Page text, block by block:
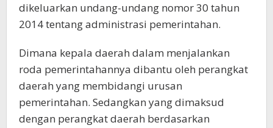
dikeluarkan undang-undang nomor 30 tahun
2014 tentang administrasi pemerintahan.
Dimana kepala daerah dalam menjalankan
roda pemerintahannya dibantu oleh perangkat
daerah yang membidangi urusan
pemerintahan. Sedangkan yang dimaksud
dengan perangkat daerah berdasarkan